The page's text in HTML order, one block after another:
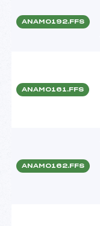
ANAM0192.FFS
ANAM0161.FFS
ANAM0162.FFS